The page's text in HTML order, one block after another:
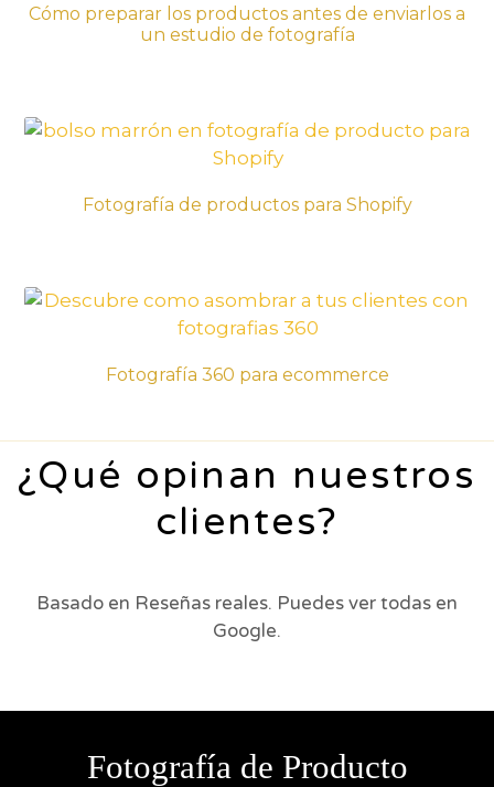
Cómo preparar los productos antes de enviarlos a
un estudio de fotografía
Fotografía de productos para Shopify
Fotografía 360 para ecommerce
¿Qué opinan nuestros
clientes?
Basado en Reseñas reales. Puedes ver todas en
Google.
Fotografía de Producto